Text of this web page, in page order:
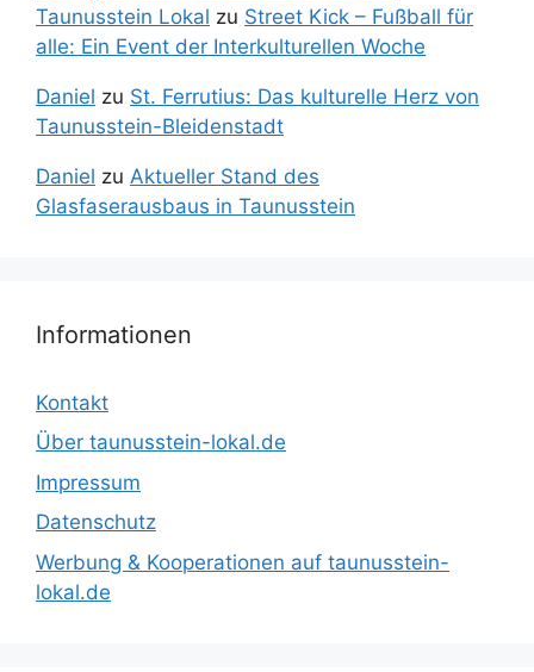
Taunusstein Lokal zu Street Kick – Fußball für
alle: Ein Event der Interkulturellen Woche
Daniel zu St. Ferrutius: Das kulturelle Herz von
Taunusstein-Bleidenstadt
Daniel zu Aktueller Stand des
Glasfaserausbaus in Taunusstein
Informationen
Kontakt
Über taunusstein-lokal.de
Impressum
Datenschutz
Werbung & Kooperationen auf taunusstein-
lokal.de